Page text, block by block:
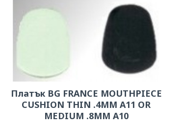
Платък BG FRANCE MOUTHPIECE
CUSHION THIN .4MM A11 OR
MEDIUM .8MM A10